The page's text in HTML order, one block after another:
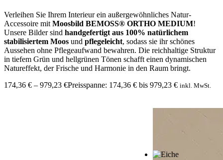
Verleihen Sie Ihrem Interieur ein außergewöhnliches Natur-
Accessoire mit Moosbild BEMOSS® ORTHO MEDIUM!
Unsere Bilder sind handgefertigt aus 100% natürlichem
stabilisiertem Moos und pflegeleicht, sodass sie ihr schönes
Aussehen ohne Pflegeaufwand bewahren. Die reichhaltige Struktur
in tiefem Grün und hellgrünen Tönen schafft einen dynamischen
Natureffekt, der Frische und Harmonie in den Raum bringt.
174,36 € – 979,23 €Preisspanne: 174,36 € bis 979,23 € inkl. MwSt.